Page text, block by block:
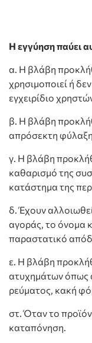
Η εγγύηση παύει
α. Η βλάβη
χρησιμοποιεί ή
εγχειρίδιο
β. Η βλάβη
απρόσεκτη
γ. Η βλάβη
καθαρισμό της
κατάστημα της
δ. Έχουν
αγοράς, το όνομα
παραστατικό
ε. Η βλάβη
ατυχημάτων όπως
ρεύματος, κακή
στ. Όταν το
καταπόνηση.